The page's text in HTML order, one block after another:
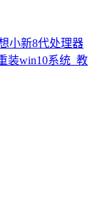
小新8代处理器
装win10系统_教